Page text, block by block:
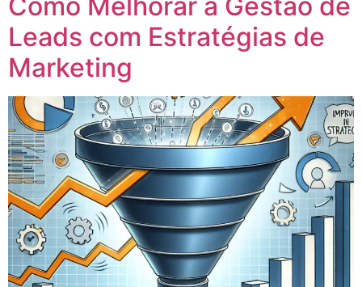
Leads com Estratégias de
Marketing